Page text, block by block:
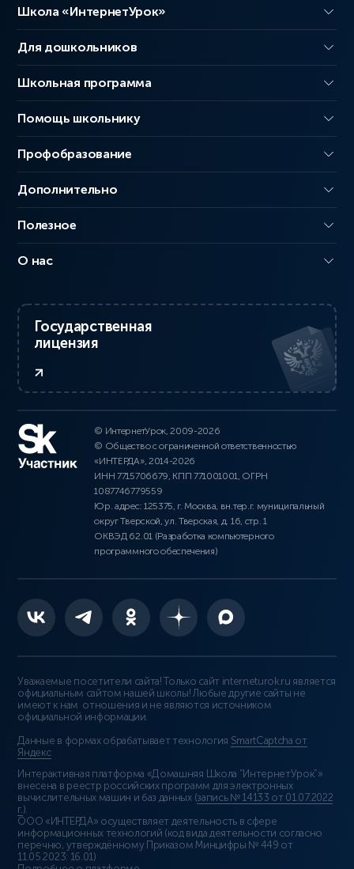
Школа «ИнтернетУрок»
Для дошкольников
Школьная программа
Помощь школьнику
Профобразование
Дополнительно
Полезное
О нас
Государственная
лицензия
© ИнтернетУрок, 2009-2026
© Общество с ограниченной ответственностью
«ИНТЕРДА», 2014-2026
ИНН 7715706679, КПП 771001001, ОГРН
1087746779559
Юр. адрес: 125375, г. Москва, вн.тер.г. муниципальный
округ Тверской, ул. Тверская, д. 16, стр. 1
ОКВЭД 62.01 (Разработка компьютерного
программного обеспечения)
Уважаемые посетители сайта! Только сайт interneturok.ru является
официальным сайтом нашей школы! Любые другие сайты не
имеют к нам отношения и не являются источником
официальной информации.
Данные в формах обрабатывает технология SmartCaptcha от
Яндекс
Интерактивная платформа «Домашняя Школа “ИнтернетУрок”»
внесена в реестр российских программ для электронных
вычислительных машин и баз данных (запись № 14133 от 01.07.2022
г.).
ООО «ИНТЕРДА» осуществляет деятельность в сфере
информационных технологий (код вида деятельности согласно
перечню, утверждённому Приказом Минцифры № 449 от
11.05.2023: 16.01)